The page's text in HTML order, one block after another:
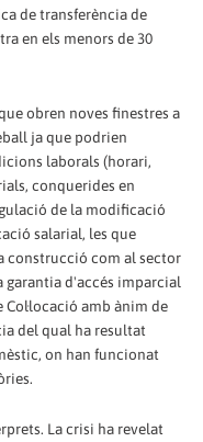
de transferència de
en els menors de 30
obren noves finestres a
ja que podrien
laborals (horari,
conquerides en
de la modificació
salarial, les que
construcció com al sector
d'accés imparcial
amb ànim de
del qual ha resultat
on han funcionat
La crisi ha revelat